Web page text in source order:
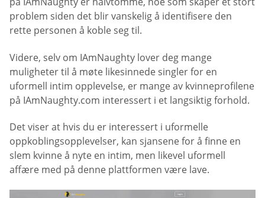
problem siden det blir vanskelig å identifisere den
rette personen å koble seg til.
Videre, selv om IAmNaughty lover deg mange
muligheter til å møte likesinnede singler for en
uformell intim opplevelse, er mange av kvinneprofilene
på IAmNaughty.com interessert i et langsiktig forhold.
Det viser at hvis du er interessert i uformelle
oppkoblingsopplevelser, kan sjansene for å finne en
slem kvinne å nyte en intim, men likevel uformell
affære med på denne plattformen være lave.